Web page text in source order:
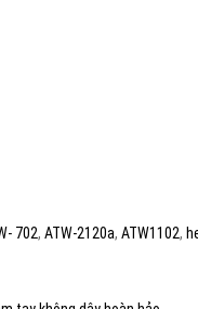
702, ATW-2120a, ATW1102,